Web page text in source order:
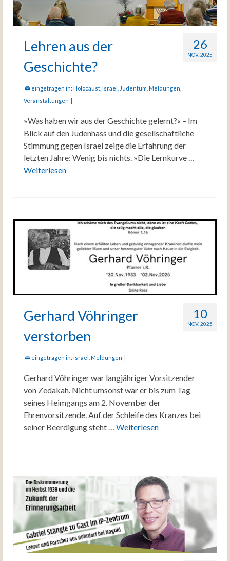
26
NOV. 2025
Lehren aus der
Geschichte?
eingetragen in: Holocaust Israel Judentum Meldungen
Veranstaltungen |
»Was haben wir aus der Geschichte gelernt?« – Im
Blick auf den Judenhass und die gesellschaftliche
Stimmung gegen Israel zeige die Erfahrung der
letzten Jahre: Wenig bis nichts. »Die Lernkurve …
Weiterlesen
10
NOV. 2025
Gerhard Vöhringer
verstorben
eingetragen in: Israel Meldungen
Gerhard Vöhringer war langjähriger Vorsitzender
von Zedakah. Nicht umsonst war er bis zum Tag
seines Heimgangs am 2. November der
Ehrenvorsitzende. Auf der Schleife des Kranzes bei
seiner Beerdigung steht … Weiterlesen